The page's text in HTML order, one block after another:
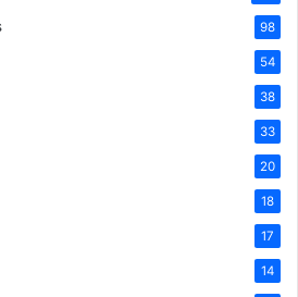
98
54
38
33
20
18
17
14